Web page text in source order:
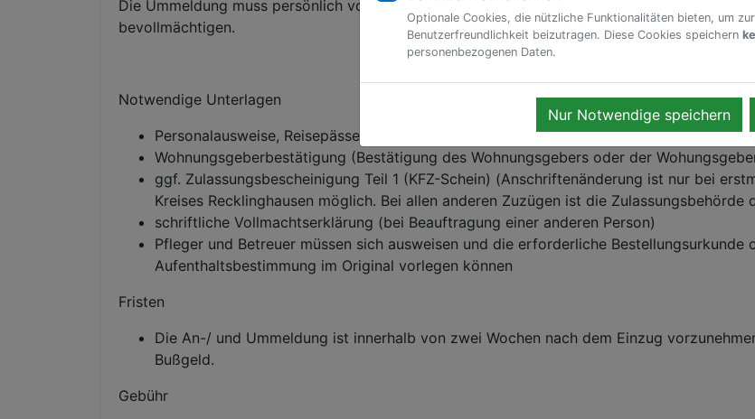
Optionale Cookies, die nützliche Funktionalitäten bieten, um zur
Benutzerfreundlichkeit beizutragen. Diese Cookies speichern
personenbezogenen Daten.
Nur Notwendige speichern
Die Ummeldung muss persönlich vorgenommen werden. Sollte dies nicht möglich sein,
bevollmächtigen.
Notwendige Unterlagen
Personalausweise, Reisepässe, Heimatpässe von allen umzumeldenden Personen
Wohnungsgeberbestätigung (Bestätigung des Wohnungsgebers oder der
ggf. Zulassungsbescheinigung Teil 1 (KFZ-Schein) (Anschriftenänderung ist nur bei
Kreises Recklinghausen möglich. Bei allen anderen Zuzügen ist die
schriftliche Vollmachtserklärung (bei Beauftragung einer anderen Person)
Pfleger und Betreuer müssen sich ausweisen und die erforderliche
Aufenthaltsbestimmung im Original vorlegen können
Fristen
Die An-/ und Ummeldung ist innerhalb von zwei Wochen nach dem Einzug
Bußgeld.
Gebühr